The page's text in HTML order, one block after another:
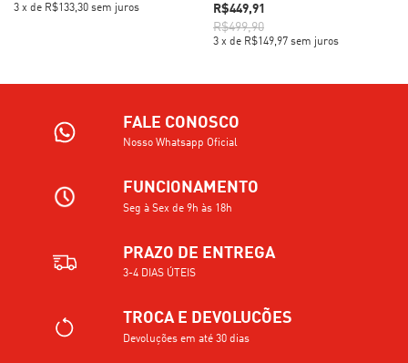
3 x de R$133,30 sem juros
R$449,91
R$499,90
3 x de R$149,97 sem juros
FALE CONOSCO
Nosso Whatsapp Oficial
FUNCIONAMENTO
Seg à Sex de 9h às 18h
PRAZO DE ENTREGA
3-4 DIAS ÚTEIS
TROCA E DEVOLUCÕES
Devoluções em até 30 dias